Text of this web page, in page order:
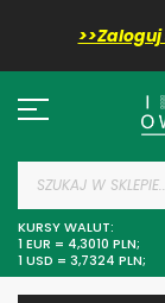
do
treści
>>Zaloguj
KURSY WALUT:
1 EUR = 4,3010 PLN;
1 USD = 3,7324 PLN;